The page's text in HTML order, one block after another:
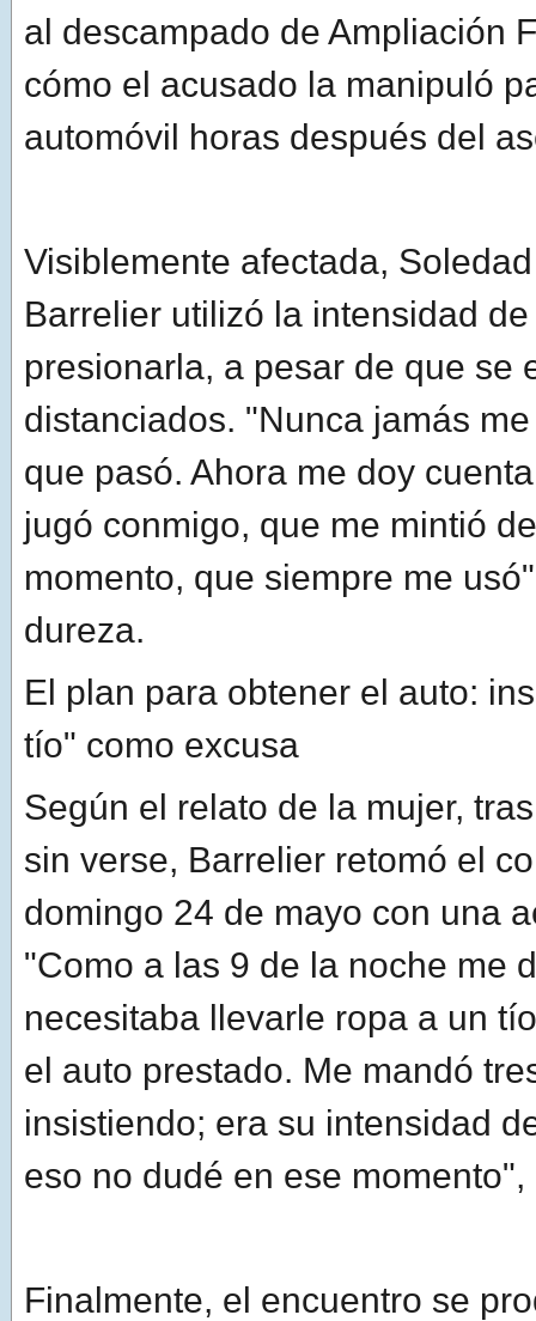
al descampado de Ampliación
cómo el acusado la manipuló
automóvil horas después del
Visiblemente afectada,
Barrelier utilizó la intensidad
presionarla, a pesar de que se
distanciados. "Nunca jamás
que pasó. Ahora me doy
jugó conmigo, que me mintió
momento, que siempre me
dureza.
El plan para obtener el auto:
tío" como excusa
Según el relato de la mujer,
sin verse, Barrelier retomó el
domingo 24 de mayo con una
"Como a las 9 de la noche me
necesitaba llevarle ropa a un
el auto prestado. Me mandó
insistiendo; era su intensidad
eso no dudé en ese momento",
Finalmente, el encuentro se